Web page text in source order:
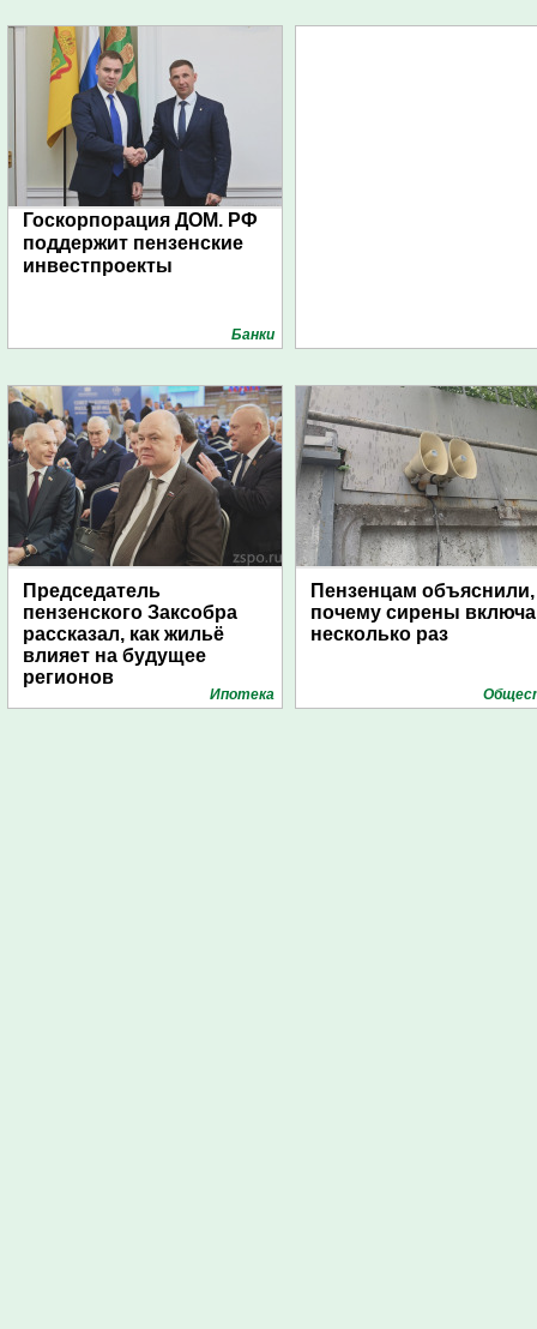
Госкорпорация ДОМ. РФ
поддержит пензенские
инвестпроекты
Банки
Председатель
пензенского Заксобра
рассказал, как жильё
влияет на будущее
регионов
Ипотека
Пензенцам объяснили,
почему сирены
несколько раз